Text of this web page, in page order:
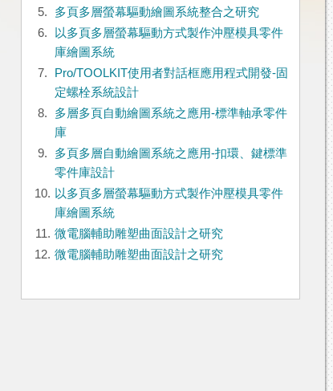
5.
多頁多層螢幕驅動繪圖系統整合之研究
6.
以多頁多層螢幕驅動方式製作沖壓模具零件
庫繪圖系統
7.
Pro/TOOLKIT使用者對話框應用程式開發-固
定螺栓系統設計
8.
多層多頁自動繪圖系統之應用-標準軸承零件
庫
9.
多頁多層自動繪圖系統之應用-扣環、鍵標準
零件庫設計
10. 以多頁多層螢幕驅動方式製作沖壓模具零件
庫繪圖系統
11. 微電腦輔助雕塑曲面設計之研究
12. 微電腦輔助雕塑曲面設計之研究